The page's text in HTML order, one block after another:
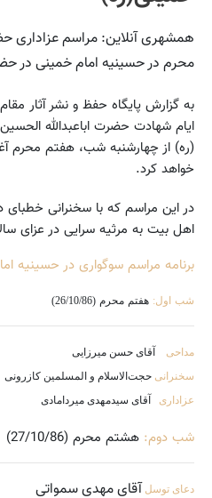
همشهری آنلاین: مراسم
محرم در حسینیه امام خمینی در
به گزارش پایگاه حفظ و نشر آثار
ایام شهادت حضرت اباعبدالله
(ره) از چهارشنبه شب، هفتم محرم
خواهد کرد.
در این مراسم که با سخنرانی خطبای
اهل بیت به مرثیه سرایی در عزای
برنامه مراسم سوگواری در حسینیه
شب اول: هفتم محرم (26/10/86)
مداحی
آقای حسن میرزایی
سخنرانی حجت‌الاسلام و المسلمین کازرونی
عزاداری آقای سیدمهدی میردامادی
شب دوم: هشتم محرم (27/10/86)
دعای توسل آقای مهدی سمواتی